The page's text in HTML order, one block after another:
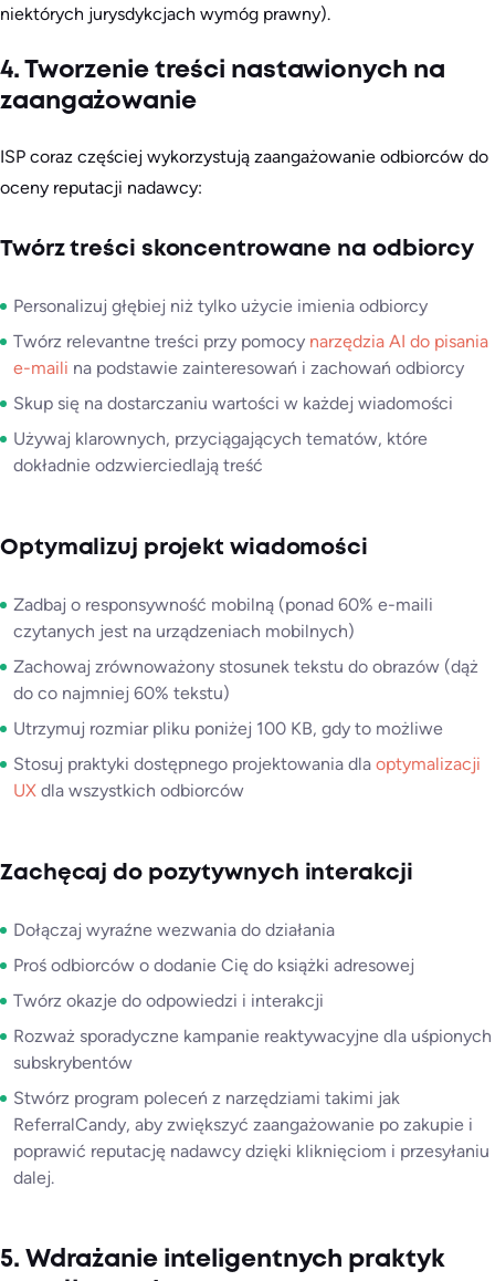
niektórych jurysdykcjach wymóg prawny).
4. Tworzenie treści nastawionych na
zaangażowanie
ISP coraz częściej wykorzystują zaangażowanie odbiorców do
oceny reputacji nadawcy:
Twórz treści skoncentrowane na odbiorcy
Personalizuj głębiej niż tylko użycie imienia odbiorcy
Twórz relevantne treści przy pomocy narzędzia AI do pisania
e-maili na podstawie zainteresowań i zachowań odbiorcy
Skup się na dostarczaniu wartości w każdej wiadomości
Używaj klarownych, przyciągających tematów, które
dokładnie odzwierciedlają treść
Optymalizuj projekt wiadomości
Zadbaj o responsywność mobilną (ponad 60% e-maili
czytanych jest na urządzeniach mobilnych)
Zachowaj zrównoważony stosunek tekstu do obrazów (dąż
do co najmniej 60% tekstu)
Utrzymuj rozmiar pliku poniżej 100 KB, gdy to możliwe
Stosuj praktyki dostępnego projektowania dla optymalizacji
UX dla wszystkich odbiorców
Zachęcaj do pozytywnych interakcji
Dołączaj wyraźne wezwania do działania
Proś odbiorców o dodanie Cię do książki adresowej
Twórz okazje do odpowiedzi i interakcji
Rozważ sporadyczne kampanie reaktywacyjne dla uśpionych
subskrybentów
Stwórz program poleceń z narzędziami takimi jak
ReferralCandy, aby zwiększyć zaangażowanie po zakupie i
poprawić reputację nadawcy dzięki kliknięciom i przesyłaniu
dalej.
5. Wdrażanie inteligentnych praktyk